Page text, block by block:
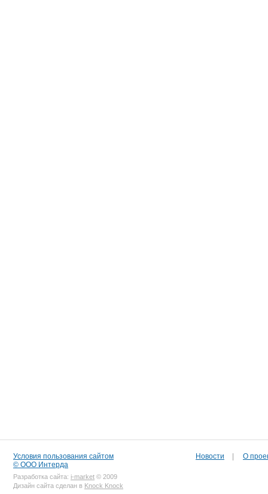
Условия пользования сайтом
© ООО Интерда
Разработка сайта: i-market © 2009
Дизайн сайта сделан в Knock Knock
Новости О